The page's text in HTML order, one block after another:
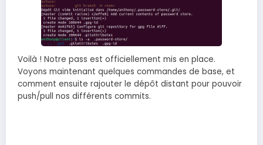
Voilà ! Notre pass est officiellement mis en place.
Voyons maintenant quelques commandes de base, et
comment ensuite rajouter le dépôt distant pour pouvoir
push/pull nos différents commits.